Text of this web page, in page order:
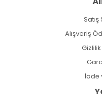
Alışveriş
İade